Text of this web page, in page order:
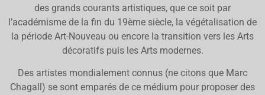
des grands courants artistiques, que ce soit par
l’académisme de la fin du 19ème siècle, la végétalisation de
la période Art-Nouveau ou encore la transition vers les Arts
décoratifs puis les Arts modernes.
Des artistes mondialement connus (ne citons que Marc
Chagall) se sont emparés de ce médium pour proposer des